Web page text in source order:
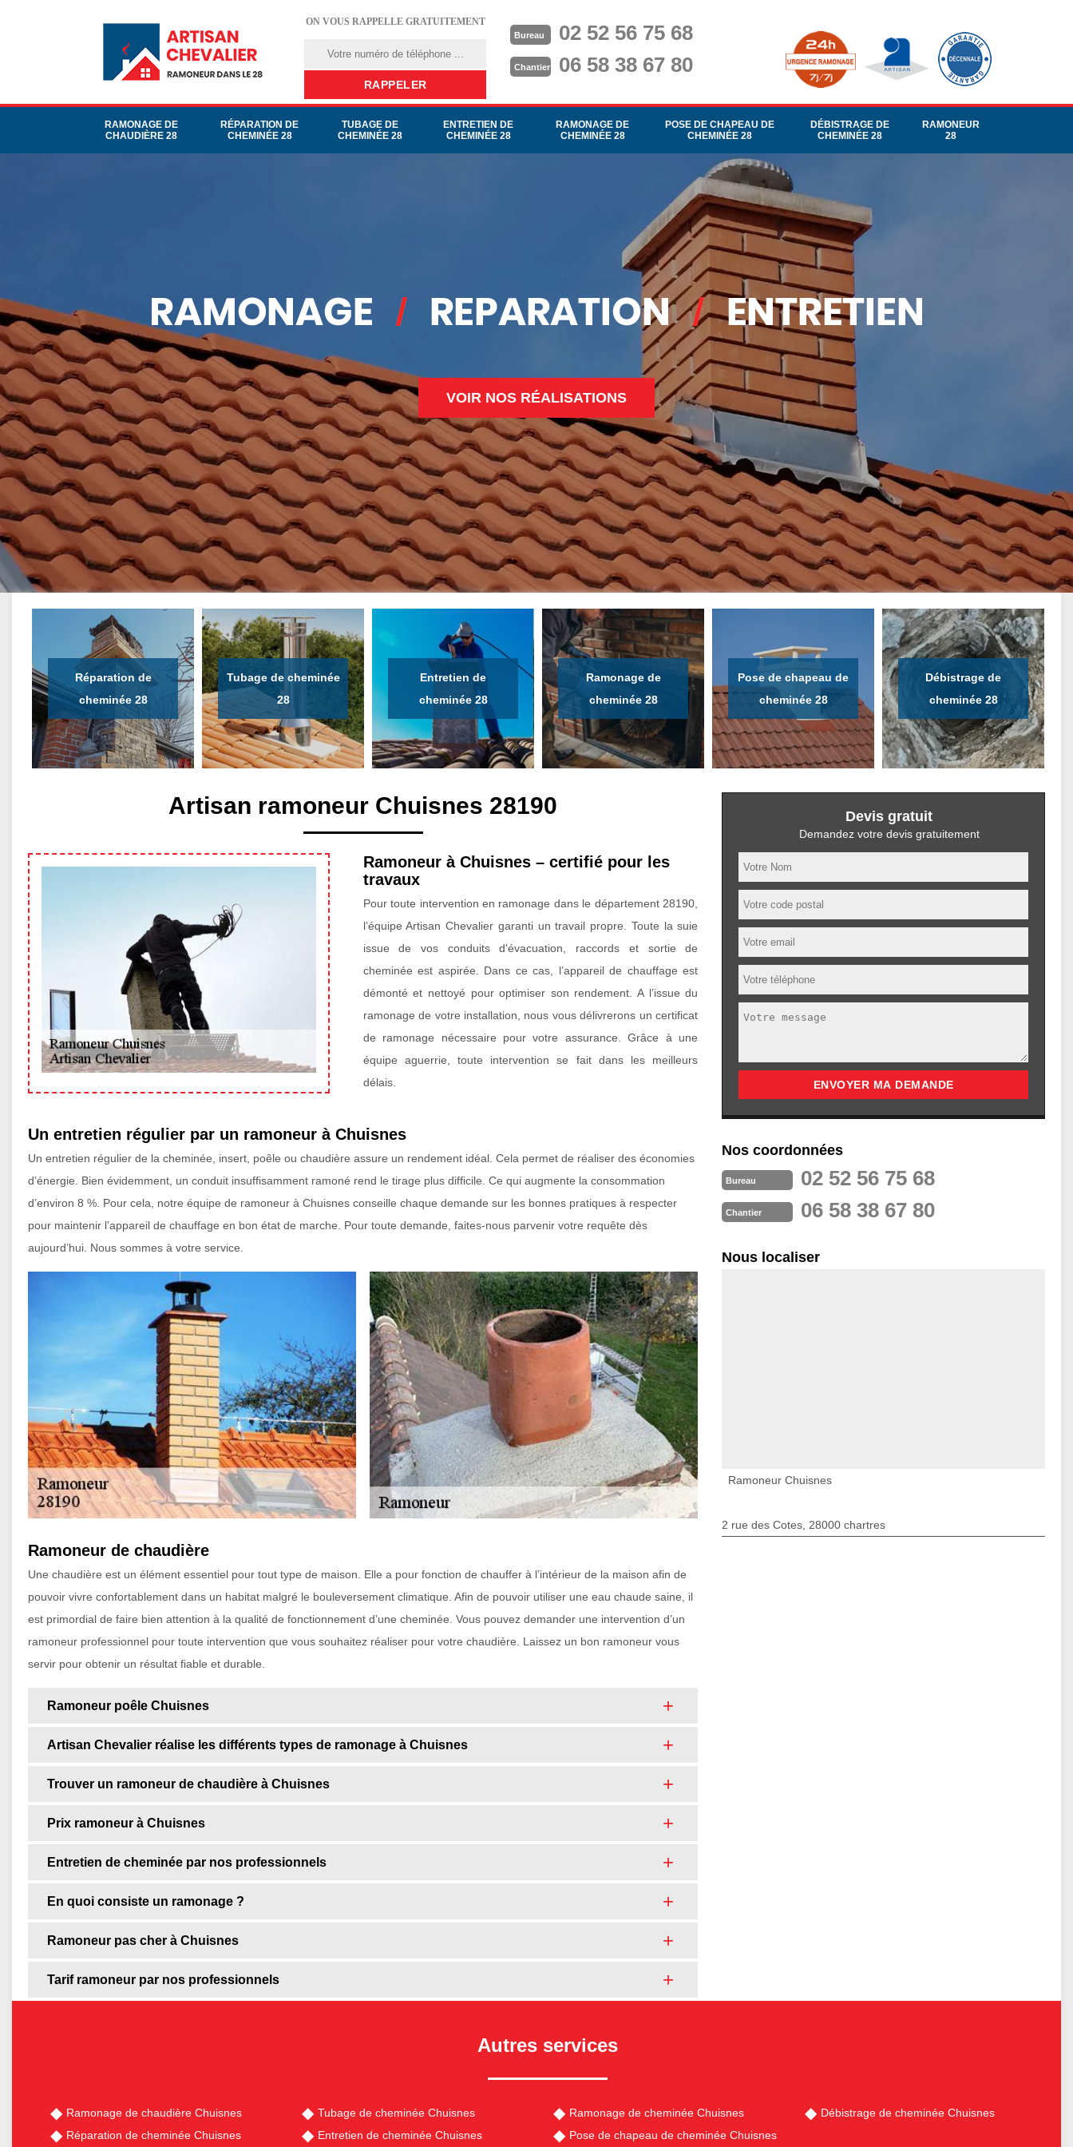
ON VOUS RAPPELLE GRATUITEMENT
Bureau 02 52 56 75 68
Chantier 06 58 38 67 80
RAMONAGE DE
CHAUDIÈRE 28
RÉPARATION DE
CHEMINÉE 28
TUBAGE DE
CHEMINÉE 28
ENTRETIEN DE
CHEMINÉE 28
RAMONAGE DE
CHEMINÉE 28
POSE DE CHAPEAU DE
CHEMINÉE 28
DÉBISTRAGE DE
CHEMINÉE 28
RAMONEUR
28
VOIR NOS RÉALISATIONS
Réparation de
cheminée 28
Tubage de cheminée
28
Entretien de
cheminée 28
Ramonage de
cheminée 28
Pose de chapeau de
cheminée 28
Débistrage de
cheminée 28
Artisan ramoneur Chuisnes 28190
Ramoneur à Chuisnes – certifié pour les
travaux
Pour toute intervention en ramonage dans le département 28190,
l’équipe Artisan Chevalier garanti un travail propre. Toute la suie
issue de vos conduits d'évacuation, raccords et sortie de
cheminée est aspirée. Dans ce cas, l’appareil de chauffage est
démonté et nettoyé pour optimiser son rendement. A l’issue du
ramonage de votre installation, nous vous délivrerons un certificat
de ramonage nécessaire pour votre assurance. Grâce à une
équipe aguerrie, toute intervention se fait dans les meilleurs
délais.
Un entretien régulier par un ramoneur à Chuisnes
Un entretien régulier de la cheminée, insert, poêle ou chaudière assure un rendement idéal. Cela permet de réaliser des économies
d’énergie. Bien évidemment, un conduit insuffisamment ramoné rend le tirage plus difficile. Ce qui augmente la consommation
d’environ 8 %. Pour cela, notre équipe de ramoneur à Chuisnes conseille chaque demande sur les bonnes pratiques à respecter
pour maintenir l’appareil de chauffage en bon état de marche. Pour toute demande, faites-nous parvenir votre requête dès
aujourd’hui. Nous sommes à votre service.
Ramoneur de chaudière
Une chaudière est un élément essentiel pour tout type de maison. Elle a pour fonction de chauffer à l’intérieur de la maison afin de
pouvoir vivre confortablement dans un habitat malgré le bouleversement climatique. Afin de pouvoir utiliser une eau chaude saine, il
est primordial de faire bien attention à la qualité de fonctionnement d’une cheminée. Vous pouvez demander une intervention d’un
ramoneur professionnel pour toute intervention que vous souhaitez réaliser pour votre chaudière. Laissez un bon ramoneur vous
servir pour obtenir un résultat fiable et durable.
Ramoneur poêle Chuisnes
Artisan Chevalier réalise les différents types de ramonage à Chuisnes
Trouver un ramoneur de chaudière à Chuisnes
Prix ramoneur à Chuisnes
Entretien de cheminée par nos professionnels
En quoi consiste un ramonage ?
Ramoneur pas cher à Chuisnes
Tarif ramoneur par nos professionnels
Devis gratuit
Demandez votre devis gratuitement
Nos coordonnées
Bureau 02 52 56 75 68
Chantier 06 58 38 67 80
Nous localiser
Ramoneur Chuisnes
2 rue des Cotes, 28000 chartres
Autres services
Ramonage de chaudière Chuisnes
Réparation de cheminée Chuisnes
Tubage de cheminée Chuisnes
Entretien de cheminée Chuisnes
Ramonage de cheminée Chuisnes
Pose de chapeau de cheminée Chuisnes
Débistrage de cheminée Chuisnes